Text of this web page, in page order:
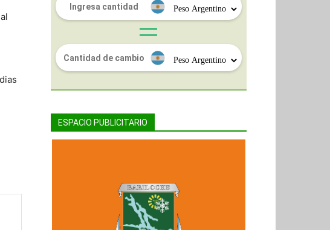
ESPACIO PUBLICITARIO